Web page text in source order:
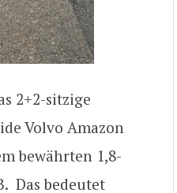
2+2-sitzige
Volvo Amazon
bewährten 1,8-
Das bedeutet